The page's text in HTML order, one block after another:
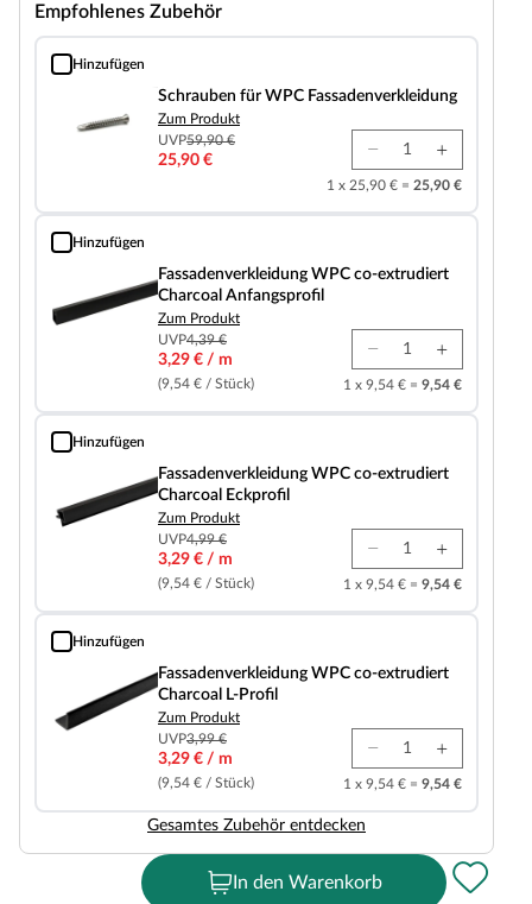
Empfohlenes Zubehör
Hinzufügen
Schrauben für WPC Fassadenverkleidung
Schrauben für WPC Fassadenverkleidung
Zum Produkt
UVP59,90 €
25,90 €
1 x 25,90 € = 25,90 €
Hinzufügen
Fassadenverkleidung WPC co-extrudiert Charcoal Anfangsprofil
Fassadenverkleidung WPC co-extrudiert
Charcoal Anfangsprofil
Zum Produkt
UVP4,39 €
3,29 € / m
(9,54 € / Stück) 1 x 9,54 € = 9,54 €
Hinzufügen
Fassadenverkleidung WPC co-extrudiert Charcoal Eckprofil
Fassadenverkleidung WPC co-extrudiert
Charcoal Eckprofil
Zum Produkt
UVP4,99 €
3,29 € / m
(9,54 € / Stück) 1 x 9,54 € = 9,54 €
Hinzufügen
Fassadenverkleidung WPC co-extrudiert Charcoal L-Profil
Fassadenverkleidung WPC co-extrudiert
Charcoal L-Profil
Zum Produkt
UVP3,99 €
3,29 € / m
(9,54 € / Stück) 1 x 9,54 € = 9,54 €
Gesamtes Zubehör entdecken
In den Warenkorb